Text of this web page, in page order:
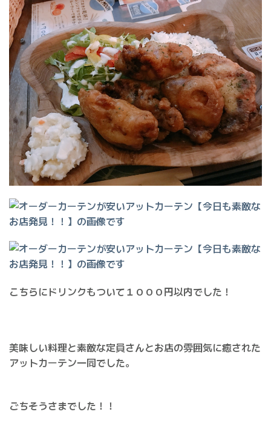
こちらにドリンクもついて１０００円以内でした！
美味しい料理と素敵な定員さんとお店の雰囲気に癒された
アットカーテン一同でした。
ごちそうさまでした！！